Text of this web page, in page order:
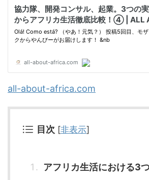
all-about-africa.com
目次 [非表示]
アフリカ生活における3